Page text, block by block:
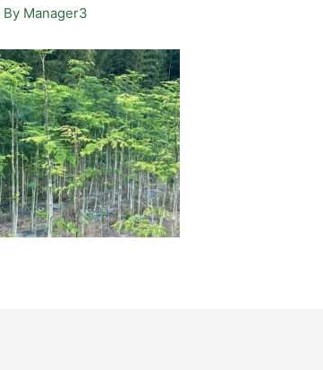
By Manager3